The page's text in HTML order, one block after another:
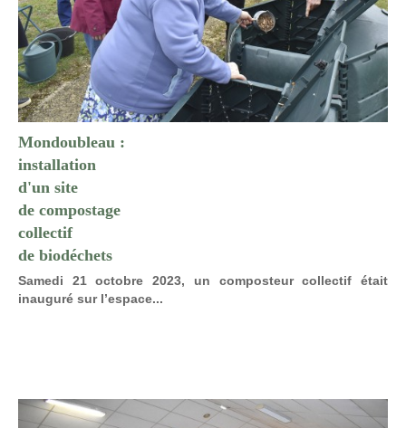
Mondoubleau :
installation
d'un site
de compostage
collectif
de biodéchets
Samedi 21 octobre 2023, un composteur collectif était
inauguré sur l’espace...